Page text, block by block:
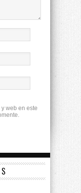
web en este